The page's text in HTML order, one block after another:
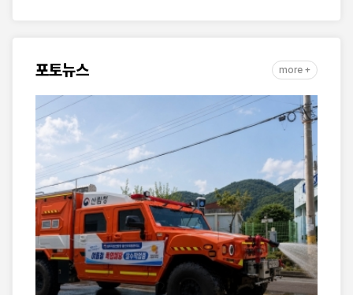
포토뉴스 more +